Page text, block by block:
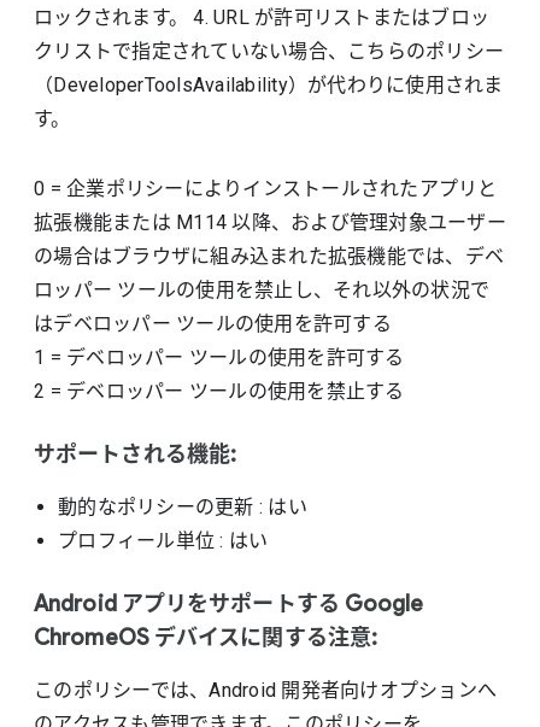
ロックされます。 4. URL が許可リストまたはブロッ
クリストで指定されていない場合、こちらのポリシー
（DeveloperToolsAvailability）が代わりに使用されま
す。
0 =企業ポリシーによりインストールされたアプリと
拡張機能または M114 以降、および管理対象ユーザー
の場合はブラウザに組み込まれた拡張機能では、デベ
ロッパー ツールの使用を禁止し、それ以外の状況で
はデベロッパー ツールの使用を許可する
1 = デベロッパー ツールの使用を許可する
2 = デベロッパー ツールの使用を禁止する
サポートされる機能:
動的なポリシーの更新 : はい
プロフィール単位 : はい
Android アプリをサポートする Google
ChromeOS デバイスに関する注意:
このポリシーでは、Android 開発者向けオプションへ